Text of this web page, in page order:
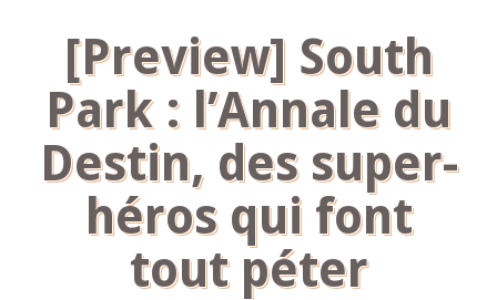
[Preview] South
Park : l’Annale du
Destin, des super-
héros qui font
tout péter